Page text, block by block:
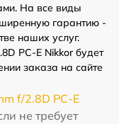
На все виды
гарантию -
наших услуг.
PC-E Nikkor будет
заказа на сайте
f/2.8D PC-E
не требует